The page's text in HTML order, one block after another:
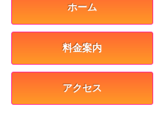
ホーム
料金案内
アクセス